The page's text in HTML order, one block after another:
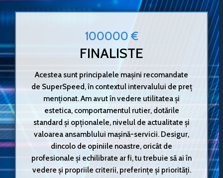
100000 €
FINALISTE
Acestea sunt principalele mașini recomandate
de SuperSpeed, în contextul intervalului de preț
menționat. Am avut în vedere utilitatea și
estetica, comportamentul rutier, dotările
standard și opționalele, nivelul de actualitate și
valoarea ansamblului mașină-servicii. Desigur,
dincolo de opiniile noastre, oricât de
profesionale și echilibrate ar fi, tu trebuie să ai în
vedere și propriile criterii, preferințe și priorități.